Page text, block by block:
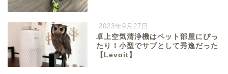
2023年9月27日
卓上空気清浄機はペット部屋にぴっ
たり！小型でサブとして秀逸だった
【Levoit】